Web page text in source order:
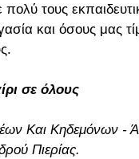
τους
και όσους μας
σε όλους
Και Κηδεμόνων - Ά
Πιερίας.